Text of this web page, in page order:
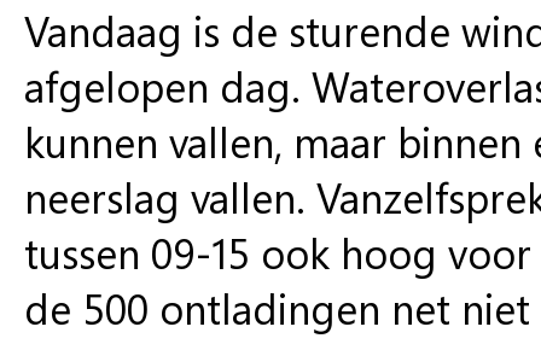
Vandaag is de sturende
afgelopen dag.
kunnen vallen, maar
neerslag vallen.
tussen 09-15 ook hoog
de 500 ontladingen net